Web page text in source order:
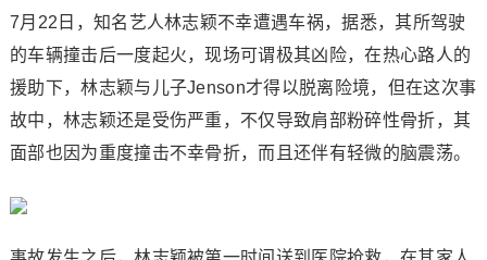
7月22日，知名艺人林志颖不幸遭遇车祸，据悉，其所驾驶
的车辆撞击后一度起火，现场可谓极其凶险，在热心路人的
援助下，林志颖与儿子Jenson才得以脱离险境，但在这次事
故中，林志颖还是受伤严重，不仅导致肩部粉碎性骨折，其
面部也因为重度撞击不幸骨折，而且还伴有轻微的脑震荡。